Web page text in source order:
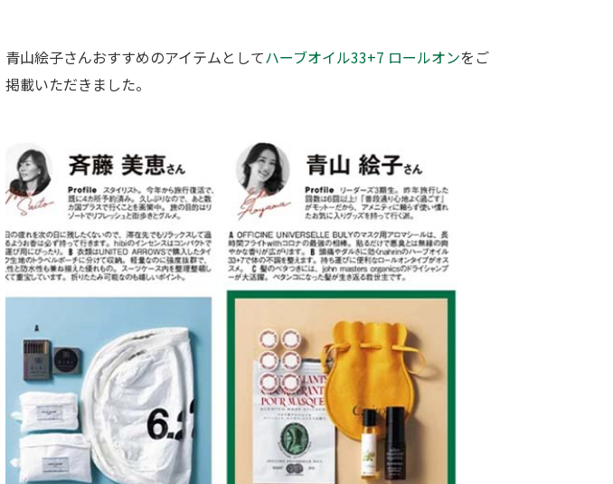
青山絵子さんおすすめのアイテムとしてハーブオイル33+7 ロールオンをご
掲載いただきました。